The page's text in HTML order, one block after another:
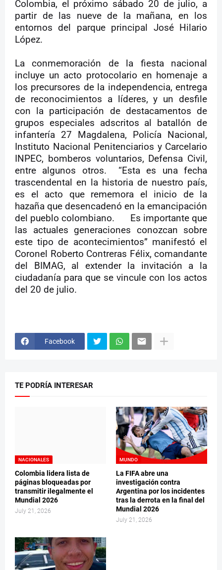
Colombia, el próximo sábado 20 de julio, a
partir de las nueve de la mañana, en los
entornos del parque principal José Hilario
López.
La conmemoración de la fiesta nacional
incluye un acto protocolario en homenaje a
los precursores de la independencia, entrega
de reconocimientos a líderes, y un desfile
con la participación de destacamentos de
grupos especiales adscritos al batallón de
infantería 27 Magdalena, Policía Nacional,
Instituto Nacional Penitenciarios y Carcelario
INPEC, bomberos voluntarios, Defensa Civil,
entre algunos otros.
“Esta es una fecha
trascendental en la historia de nuestro país,
es el acto que rememora el inicio de la
hazaña que desencadenó en la emancipación
del pueblo colombiano.
Es importante que
las actuales generaciones conozcan sobre
este tipo de acontecimientos” manifestó el
Coronel Roberto Contreras Félix, comandante
del BIMAG, al extender la invitación a la
ciudadanía para que se vincule con los actos
del 20 de julio.
Facebook
TE PODRÍA INTERESAR
NACIONALES
Colombia lidera lista de
páginas bloqueadas por
transmitir ilegalmente el
Mundial 2026
July 21, 2026
MUNDO
La FIFA abre una
investigación contra
Argentina por los incidentes
tras la derrota en la final del
Mundial 2026
July 21, 2026